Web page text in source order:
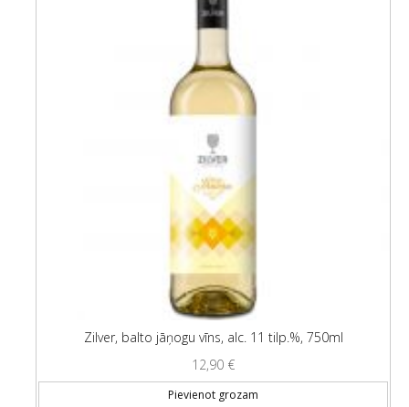
Zilver, balto jāņogu vīns, alc. 11 tilp.%, 750ml
12,90 €
Pievienot grozam